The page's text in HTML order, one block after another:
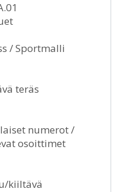
/ Sportmalli
teräs
numerot /
osoittimet
kiiltävä